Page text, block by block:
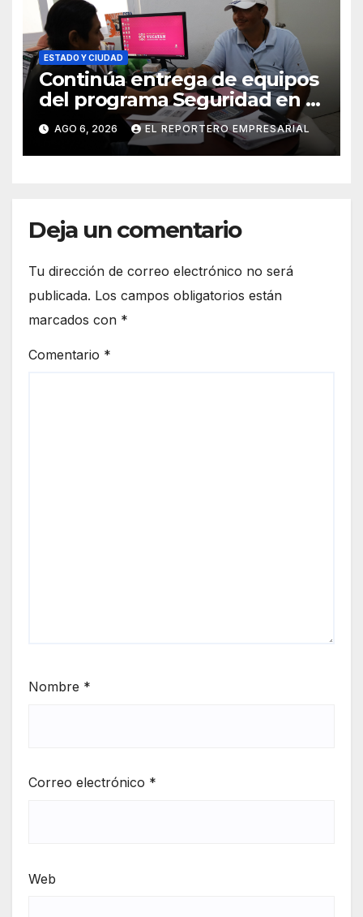
ESTADO Y CIUDAD
Continúa entrega de equipos
del programa Seguridad en el
Mar
AGO 6, 2026 EL REPORTERO EMPRESARIAL
Deja un comentario
Tu dirección de correo electrónico no será
publicada. Los campos obligatorios están
marcados con *
Comentario *
Nombre *
Correo electrónico *
Web